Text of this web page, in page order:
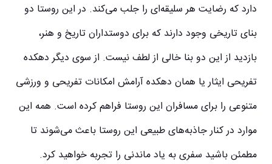
دارد که رضایت هر سلیقه‌ای را جلب می‌کند. در این روستا دو
بنای تاریخی وجود دارند که برای دوستداران تاریخ و هنر،
بازدید از این دو بنا خالی از لطف نیست. از سوی دیگر دهکده
تفریحی ایثار یا همان دهکده آرامش امکانات تفریحی و ورزشی
متنوعی را برای مسافران این روستا فراهم کرده است. همه این
موارد در کنار جاذبه‌های طبیعی این روستا باعث می‌شوند تا
مطمئن باشید سفری به یاد ماندنی را تجربه خواهید کرد.